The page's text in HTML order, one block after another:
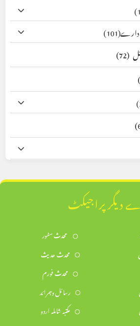
(101)
(72)
دیگر پراجیکٹ
محدث سٹور
محدث حدیث
محدث فورم
رسائل وجرائد
مکتبہ شاملہ اردو